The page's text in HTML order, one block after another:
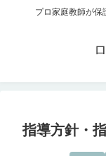
プロ家庭教師が保
指導方針・